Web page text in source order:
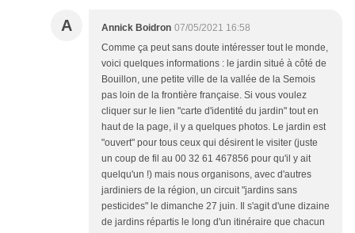
A Annick Boidron 07/05/2021 16:58
Comme ça peut sans doute intéresser tout le monde,
voici quelques informations : le jardin situé à côté de
Bouillon, une petite ville de la vallée de la Semois
pas loin de la frontière française. Si vous voulez
cliquer sur le lien "carte d'identité du jardin" tout en
haut de la page, il y a quelques photos. Le jardin est
"ouvert" pour tous ceux qui désirent le visiter (juste
un coup de fil au 00 32 61 467856 pour qu'il y ait
quelqu'un !) mais nous organisons, avec d'autres
jardiniers de la région, un circuit "jardins sans
pesticides" le dimanche 27 juin. Il s'agit d'une dizaine
de jardins répartis le long d'un itinéraire que chacun